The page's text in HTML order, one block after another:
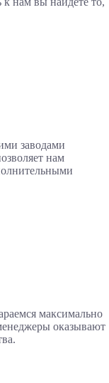
заводами
нам
максимально
оказывают